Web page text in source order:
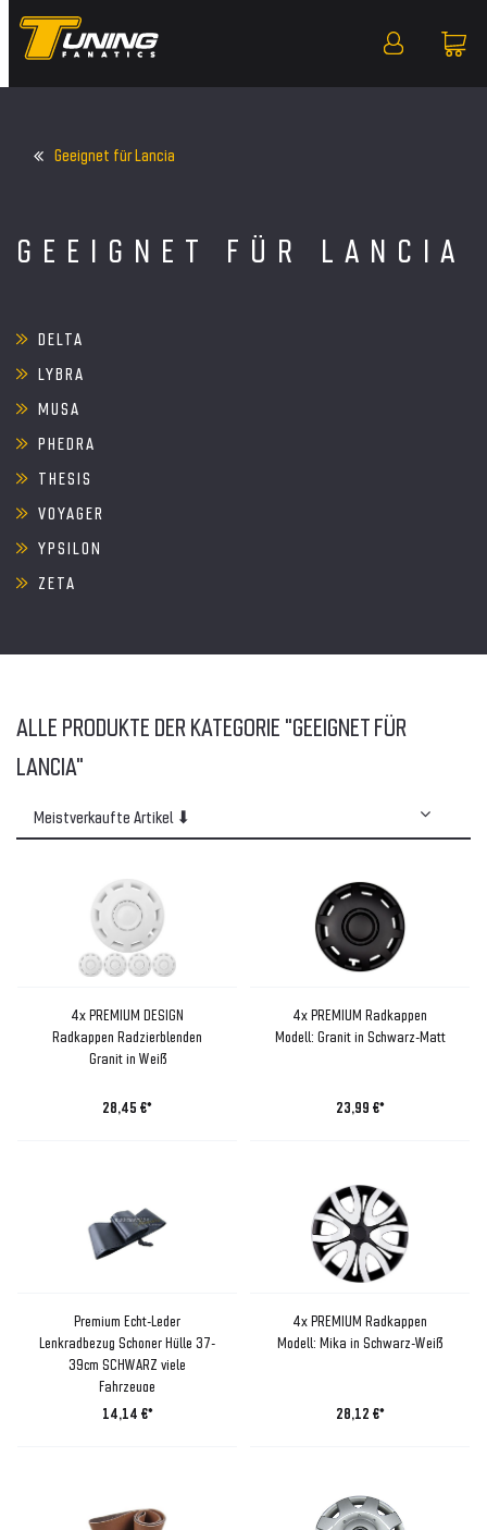
Geeignet für Lancia
GEEIGNET FÜR LANCIA
DELTA
LYBRA
MUSA
PHEDRA
THESIS
VOYAGER
YPSILON
ZETA
ALLE PRODUKTE DER KATEGORIE "GEEIGNET FÜR
LANCIA"
4x PREMIUM DESIGN
Radkappen Radzierblenden
Granit in Weiß
28,45 €*
4x PREMIUM Radkappen
Modell: Granit in Schwarz-Matt
23,99 €*
Premium Echt-Leder
Lenkradbezug Schoner Hülle 37-
39cm SCHWARZ viele
Fahrzeuge
14,14 €*
4x PREMIUM Radkappen
Modell: Mika in Schwarz-Weiß
28,12 €*